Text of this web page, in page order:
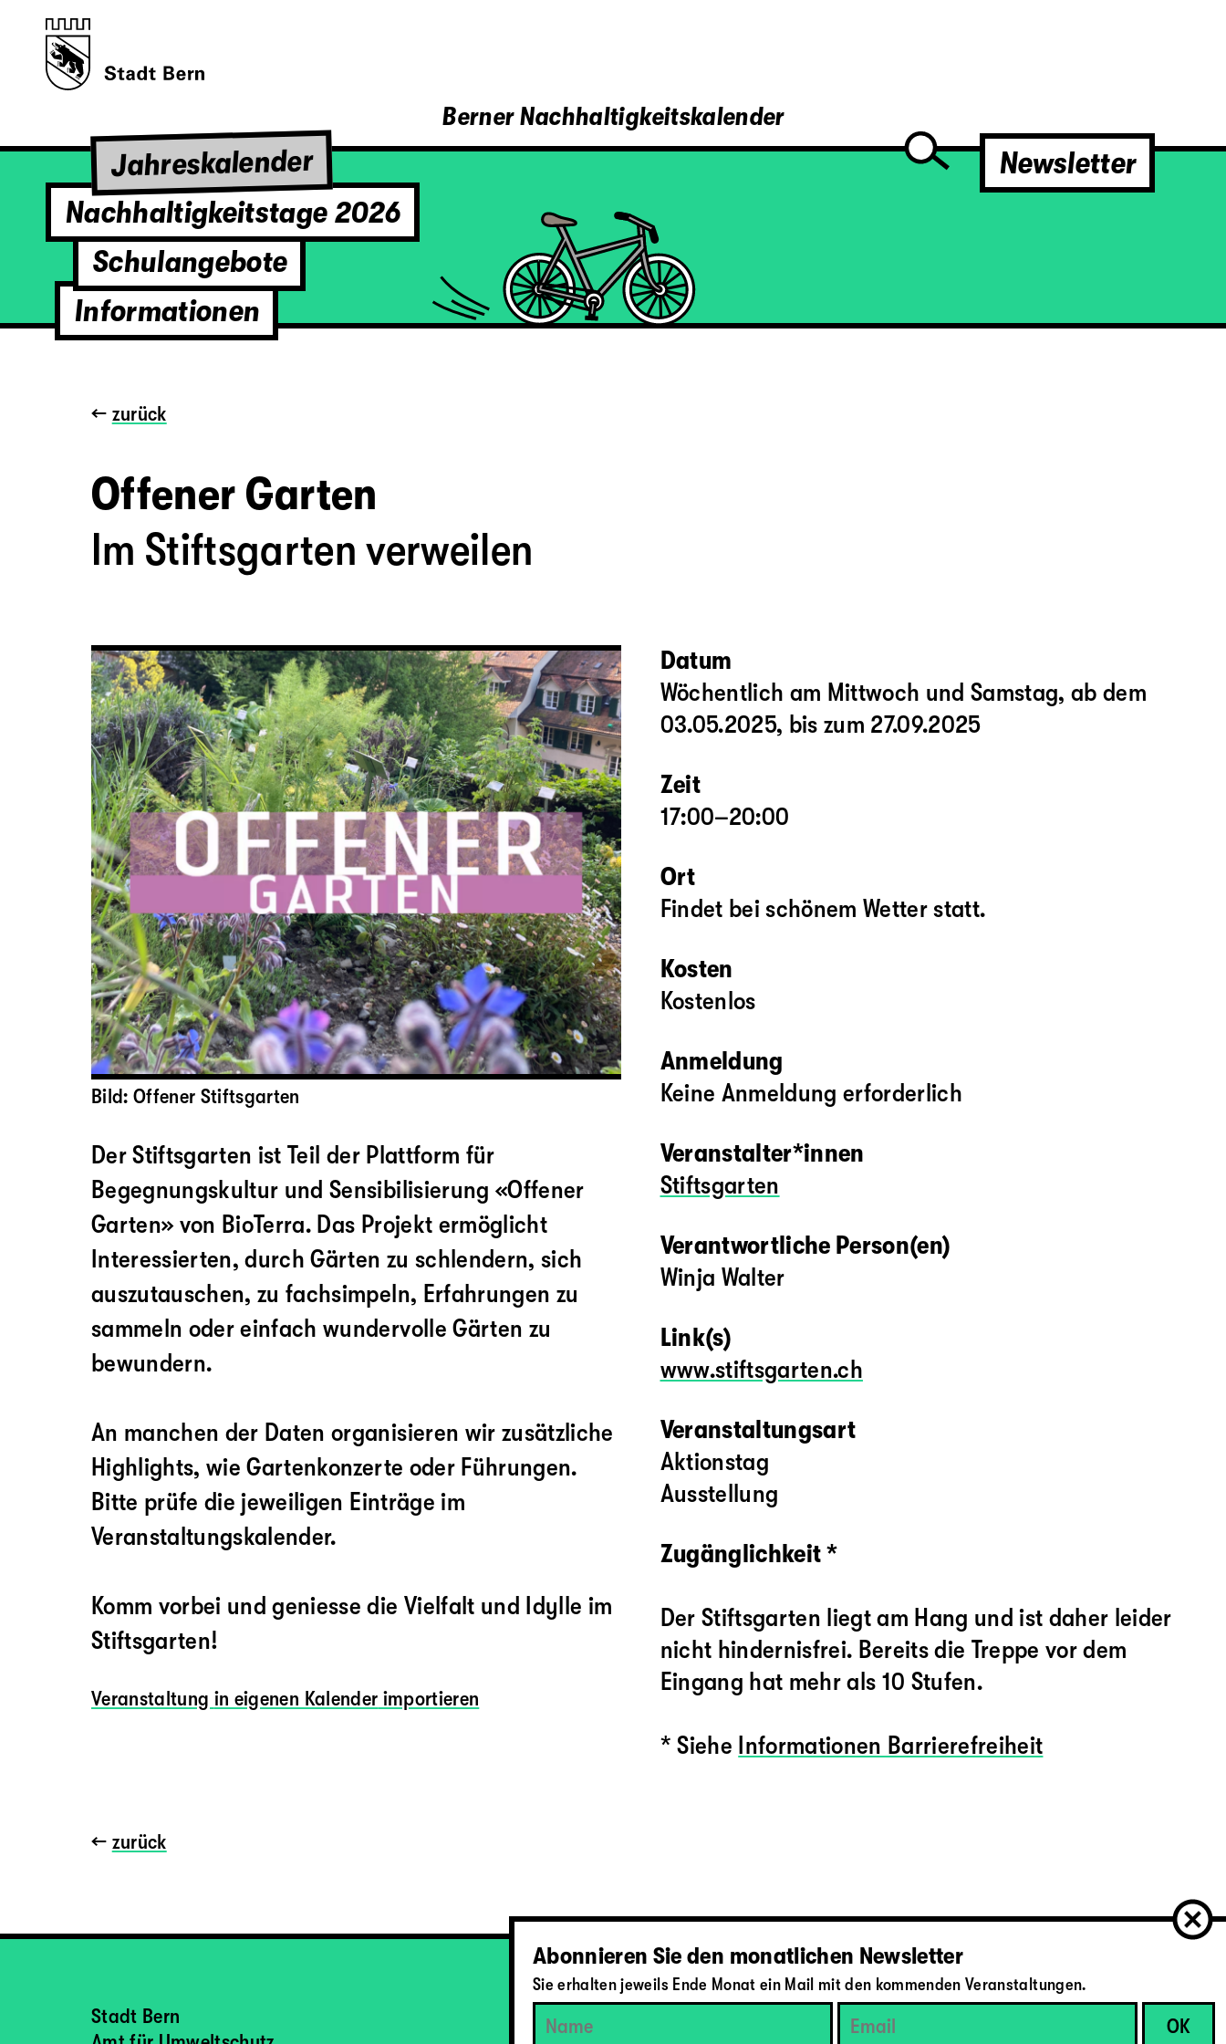
Berner Nachhaltigkeitskalender
Jahreskalender
Nachhaltigkeitstage 2026
Schulangebote
Informationen
Newsletter
← zurück
Offener Garten
Im Stiftsgarten verweilen
Bild: Offener Stiftsgarten
Der Stiftsgarten ist Teil der Plattform für
Begegnungskultur und Sensibilisierung «Offener
Garten» von BioTerra. Das Projekt ermöglicht
Interessierten, durch Gärten zu schlendern, sich
auszutauschen, zu fachsimpeln, Erfahrungen zu
sammeln oder einfach wundervolle Gärten zu
bewundern.
An manchen der Daten organisieren wir zusätzliche
Highlights, wie Gartenkonzerte oder Führungen.
Bitte prüfe die jeweiligen Einträge im
Veranstaltungskalender.
Komm vorbei und geniesse die Vielfalt und Idylle im
Stiftsgarten!
Veranstaltung in eigenen Kalender importieren
Datum
Wöchentlich am Mittwoch und Samstag, ab dem
03.05.2025, bis zum 27.09.2025
Zeit
17:00–20:00
Ort
Findet bei schönem Wetter statt.
Kosten
Kostenlos
Anmeldung
Keine Anmeldung erforderlich
Veranstalter*innen
Stiftsgarten
Verantwortliche Person(en)
Winja Walter
Link(s)
www.stiftsgarten.ch
Veranstaltungsart
Aktionstag
Ausstellung
Zugänglichkeit *
Der Stiftsgarten liegt am Hang und ist daher leider
nicht hindernisfrei. Bereits die Treppe vor dem
Eingang hat mehr als 10 Stufen.
* Siehe Informationen Barrierefreiheit
← zurück
Stadt Bern
Abonnieren Sie den monatlichen Newsletter
Sie erhalten jeweils Ende Monat ein Mail mit den kommenden Veranstaltungen.